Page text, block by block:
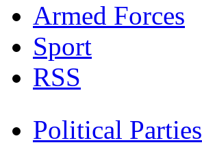
Armed Forces
Sport
RSS
Political Parties